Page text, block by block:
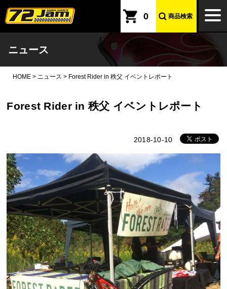
本文へ
0 商品検索
ニュース
HOME > ニュース > Forest Rider in 秩父 イベントレポート
Forest Rider in 秩父 イベントレポート
2018-10-10